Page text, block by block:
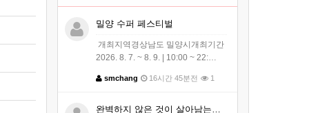
밀양 수퍼 페스티벌
개최지역경상남도 밀양시개최기간
2026. 8. 7. ~ 8. 9. | 10:00 ~ 22:…
smchang 16시간 45분전 1
완벽하지 않은 것이 살아남는다 :대전…